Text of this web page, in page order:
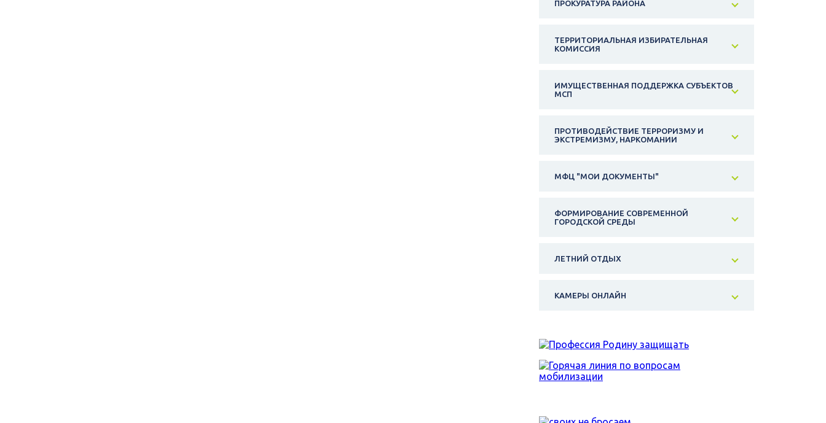
ПРОКУРАТУРА РАЙОНА
ТЕРРИТОРИАЛЬНАЯ ИЗБИРАТЕЛЬНАЯ
КОМИССИЯ
ИМУЩЕСТВЕННАЯ ПОДДЕРЖКА СУБЪЕКТОВ
МСП
ПРОТИВОДЕЙСТВИЕ ТЕРРОРИЗМУ И
ЭКСТРЕМИЗМУ, НАРКОМАНИИ
МФЦ "МОИ ДОКУМЕНТЫ"
ФОРМИРОВАНИЕ СОВРЕМЕННОЙ
ГОРОДСКОЙ СРЕДЫ
ЛЕТНИЙ ОТДЫХ
КАМЕРЫ ОНЛАЙН